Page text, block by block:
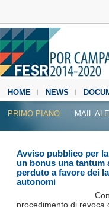
HOME NEWS
MEDIA CENTER
PRIMO PIANO MAIL
Avviso pubblico per
un bonus una tantum
perduto a favore dei
autonomi
procedimento di revoca